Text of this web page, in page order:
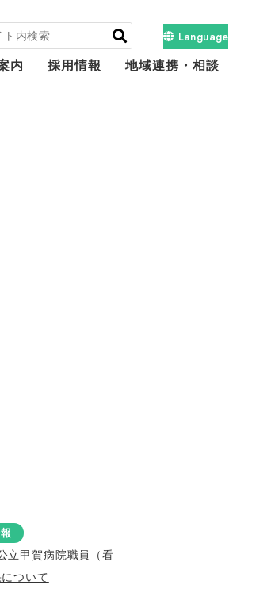
Language
内 採用情報 地域連携・相談
立甲賀病院職員（看
ついて